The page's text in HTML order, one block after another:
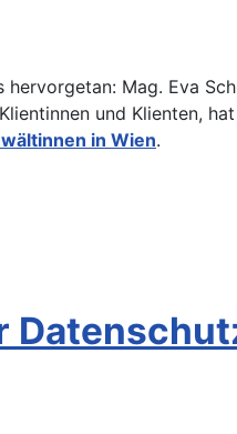
Mag. Eva
und Klienten,
in Wien.